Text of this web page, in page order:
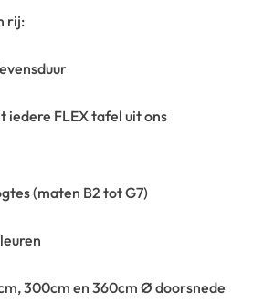
rij:
iedere FLEX tafel uit ons
(maten B2 tot G7)
300cm en 360cm Ø doorsnede